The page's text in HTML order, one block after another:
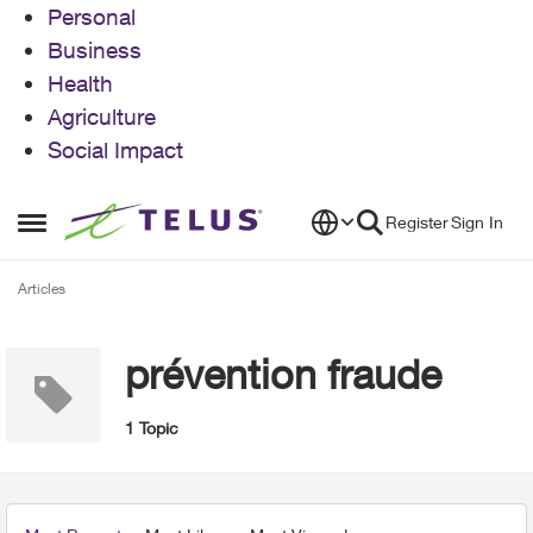
Personal
Business
Health
Agriculture
Social Impact
Open Side Menu
Skip to content RegisterSign In
Articles
prévention fraude
1 Topic